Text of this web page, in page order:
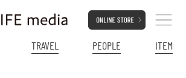
TRAVEL PEOPLE ITEM